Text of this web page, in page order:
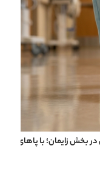
بخش زایمان؛ با پاهای